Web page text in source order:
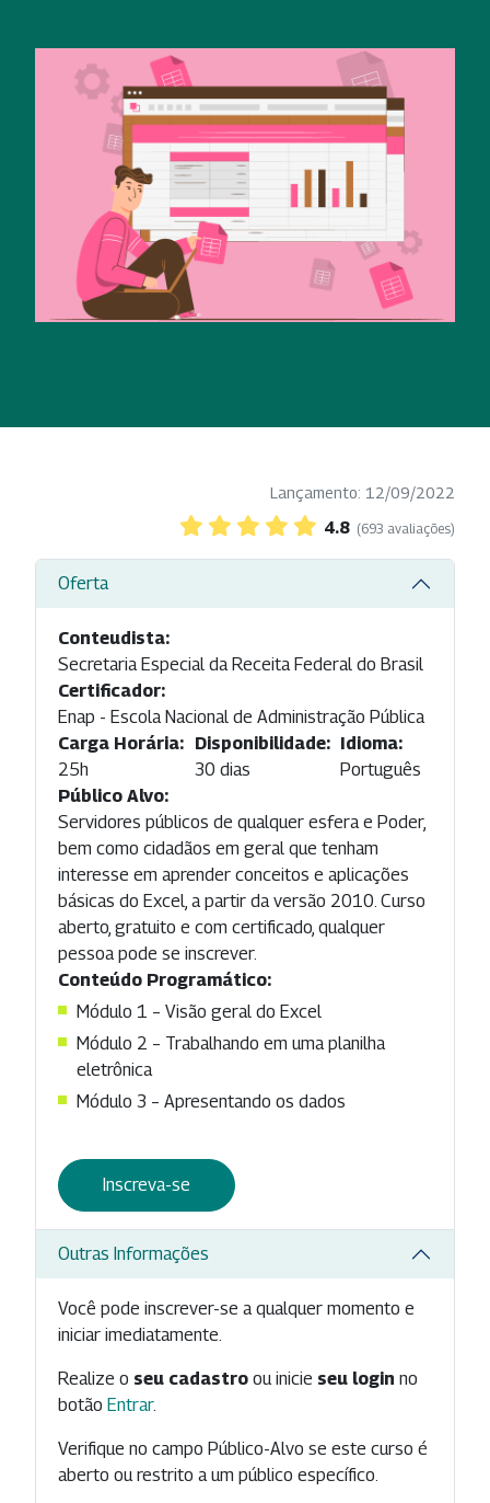
Lançamento: 12/09/2022
4.8 (693 avaliações)
Oferta
Conteudista:
Secretaria Especial da Receita Federal do Brasil
Certificador:
Enap - Escola Nacional de Administração Pública
Carga Horária:
25h
Disponibilidade:
30 dias
Idioma:
Português
Público Alvo:
Servidores públicos de qualquer esfera e Poder,
bem como cidadãos em geral que tenham
interesse em aprender conceitos e aplicações
básicas do Excel, a partir da versão 2010. Curso
aberto, gratuito e com certificado, qualquer
pessoa pode se inscrever.
Conteúdo Programático:
Módulo 1 – Visão geral do Excel
Módulo 2 – Trabalhando em uma planilha
eletrônica
Módulo 3 – Apresentando os dados
Inscreva-se
Outras Informações
Você pode inscrever-se a qualquer momento e
iniciar imediatamente.
Realize o seu cadastro ou inicie seu login no
botão Entrar.
Verifique no campo Público-Alvo se este curso é
aberto ou restrito a um público específico.